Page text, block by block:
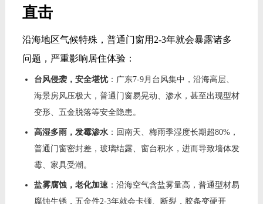
直击
沿海地区气候特殊，普通门窗用2-3年就会暴露诸多
问题，严重影响居住体验：
台风侵袭，安全堪忧：广东7-9月台风集中，沿海高层、
海景房风压极大，普通门窗易晃动、渗水，甚至出现型材
变形、五金脱落等安全隐患。
高湿多雨，发霉渗水：回南天、梅雨季湿度长期超80%，
普通门窗密封差，玻璃结露、窗台积水，进而导致墙体发
霉、家具受潮。
盐雾腐蚀，老化加速：沿海空气含盐雾量高，普通型材易
腐蚀生锈，五金件2-3年就会卡顿、断裂，胶条变硬开